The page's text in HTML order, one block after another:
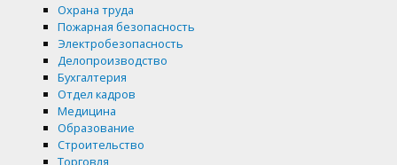
Охрана труда
Пожарная безопасность
Электробезопасность
Делопроизводство
Бухгалтерия
Отдел кадров
Медицина
Образование
Строительство
Торговля